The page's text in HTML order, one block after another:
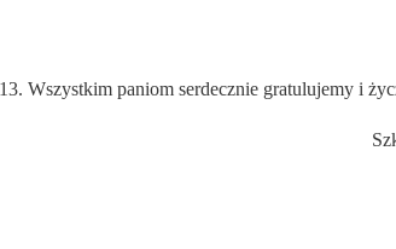
Wszystkim paniom serdecznie gratulujemy i